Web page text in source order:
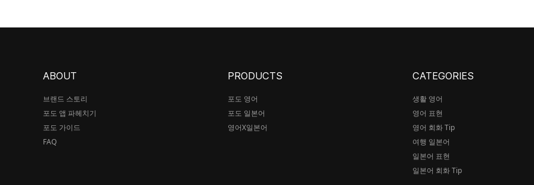
ABOUT
브랜드 스토리
포도 앱 파헤치기
포도 가이드
FAQ
PRODUCTS
포도 영어
포도 일본어
영어X일본어
CATEGORIES
생활 영어
영어 표현
영어 회화 Tip
여행 일본어
일본어 표현
일본어 회화 Tip